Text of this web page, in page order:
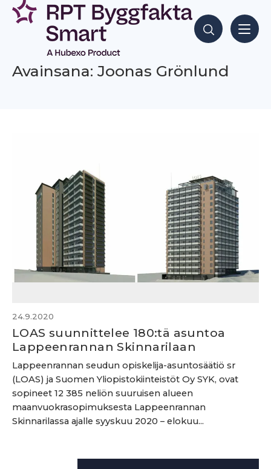
Siirry
sisältöön
Hae sisältöjä
Avainsana: Joonas Grönlund
24.9.2020
LOAS suunnittelee 180:tä asuntoa
Lappeenrannan Skinnarilaan
Lappeenrannan seudun opiskelija-asuntosäätiö sr
(LOAS) ja Suomen Yliopistokiinteistöt Oy SYK, ovat
sopineet 12 385 neliön suuruisen alueen
maanvuokrasopimuksesta Lappeenrannan
Skinnarilassa ajalle syyskuu 2020 – elokuu...